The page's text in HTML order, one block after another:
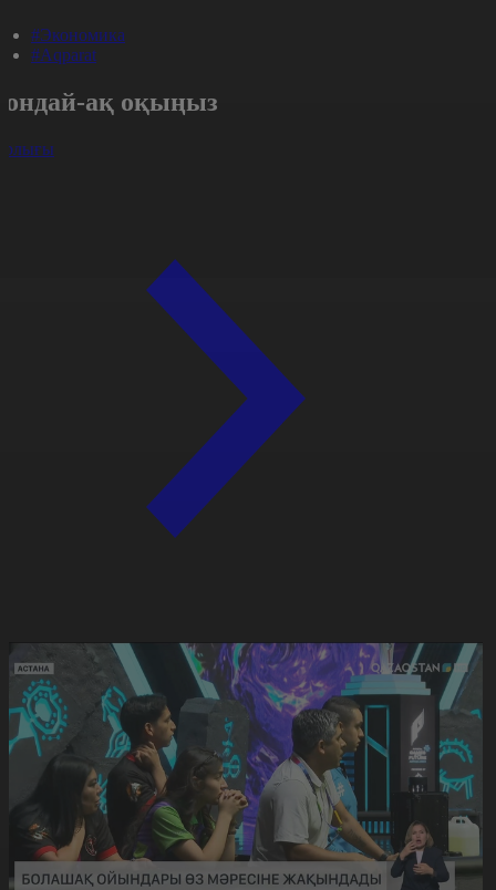
#Экономика
#Aqparat
ақ оқыңыз